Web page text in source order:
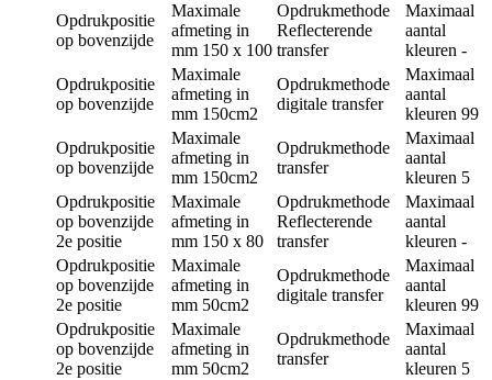
Opdrukpositie
op bovenzijde
Maximale
afmeting in
mm 150 x 100
Opdrukmethode
Reflecterende
transfer
Maximaal
aantal
kleuren -
Opdrukpositie
op bovenzijde
Maximale
afmeting in
mm 150cm2
Opdrukmethode
digitale transfer
Maximaal
aantal
kleuren 99
Opdrukpositie
op bovenzijde
Maximale
afmeting in
mm 150cm2
Opdrukmethode
transfer
Maximaal
aantal
kleuren 5
Opdrukpositie
op bovenzijde
2e positie
Maximale
afmeting in
mm 150 x 80
Opdrukmethode
Reflecterende
transfer
Maximaal
aantal
kleuren -
Opdrukpositie
op bovenzijde
2e positie
Maximale
afmeting in
mm 50cm2
Opdrukmethode
digitale transfer
Maximaal
aantal
kleuren 99
Opdrukpositie
op bovenzijde
2e positie
Maximale
afmeting in
mm 50cm2
Opdrukmethode
transfer
Maximaal
aantal
kleuren 5